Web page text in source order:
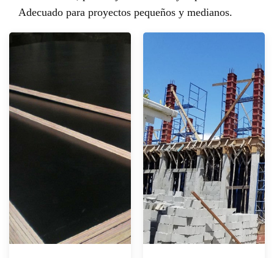
Adecuado para proyectos pequeños y medianos.